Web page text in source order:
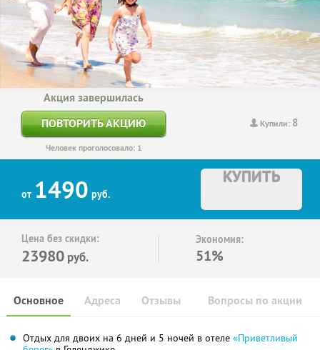
Купили: 8
Акция завершилась
ПОВТОРИТЬ АКЦИЮ
Человек проголосовало: 1
от 1490 руб.
КУПИТЬ
Цена без скидки:
23980 руб.
Экономия:
51%
Основное Отзывы Вопросы по акции
Адреса
Отдых для двоих на 6 дней и 5 ночей в отеле «Приветливый